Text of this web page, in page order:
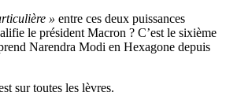
» entre ces deux puissances
le président Macron ? C’est le sixième
Narendra Modi en Hexagone depuis
sur toutes les lèvres.